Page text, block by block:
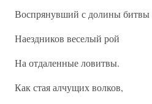
Воспрянувший с долины битвы
Наездников веселый рой
На отдаленные ловитвы.
Как стая алчущих волков,